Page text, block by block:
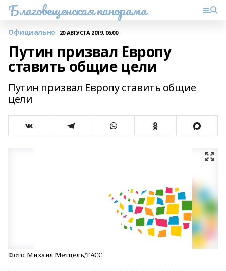
Благовещенская панорама
Официально 20 АВГУСТА 2019, 06:00
Путин призвал Европу
ставить общие цели
Путин призвал Европу ставить общие
цели
Фото: Михаил Метцель/ТАСС.